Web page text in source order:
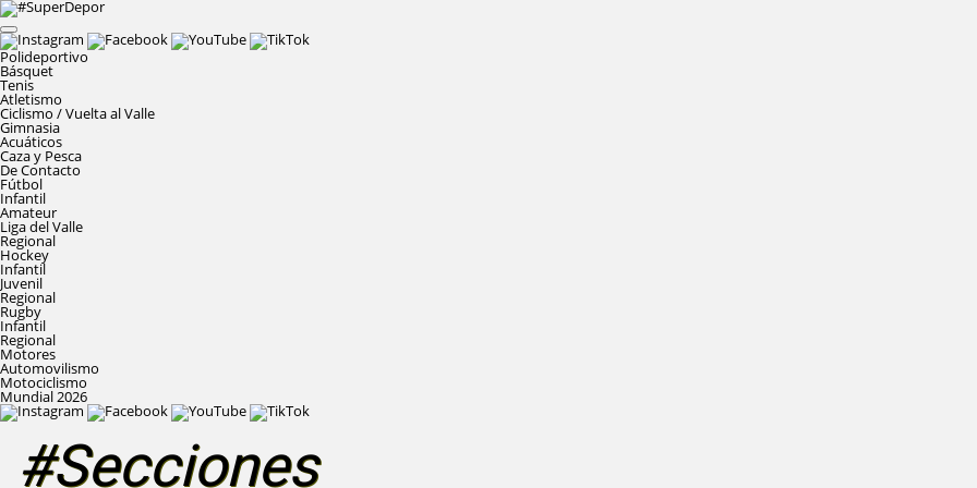
Polideportivo
Básquet
Tenis
Atletismo
Ciclismo / Vuelta al Valle
Gimnasia
Acuáticos
Caza y Pesca
De Contacto
Fútbol
Infantil
Amateur
Liga del Valle
Regional
Hockey
Infantil
Juvenil
Regional
Rugby
Infantil
Regional
Motores
Automovilismo
Motociclismo
Mundial 2026
#Secciones